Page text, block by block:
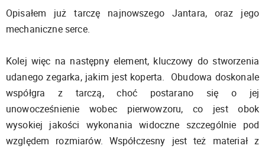
Opisałem już tarczę najnowszego Jantara, oraz jego
mechaniczne serce.
Kolej więc na następny element, kluczowy do stworzenia
udanego zegarka, jakim jest koperta. Obudowa doskonale
współgra z tarczą, choć postarano się o jej
unowocześnienie wobec pierwowzoru, co jest obok
wysokiej jakości wykonania widoczne szczególnie pod
względem rozmiarów. Współczesny jest też materiał z